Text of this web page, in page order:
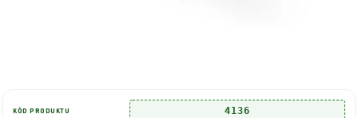
KÓD PRODUKTU 4136